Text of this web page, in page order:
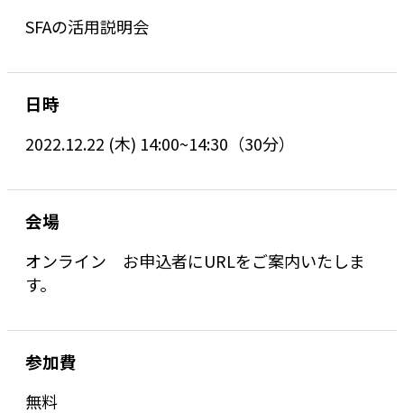
SFAの活用説明会
日時
2022.12.22 (木) 14:00~14:30（30分）
会場
オンライン お申込者にURLをご案内いたしま
す。
参加費
無料